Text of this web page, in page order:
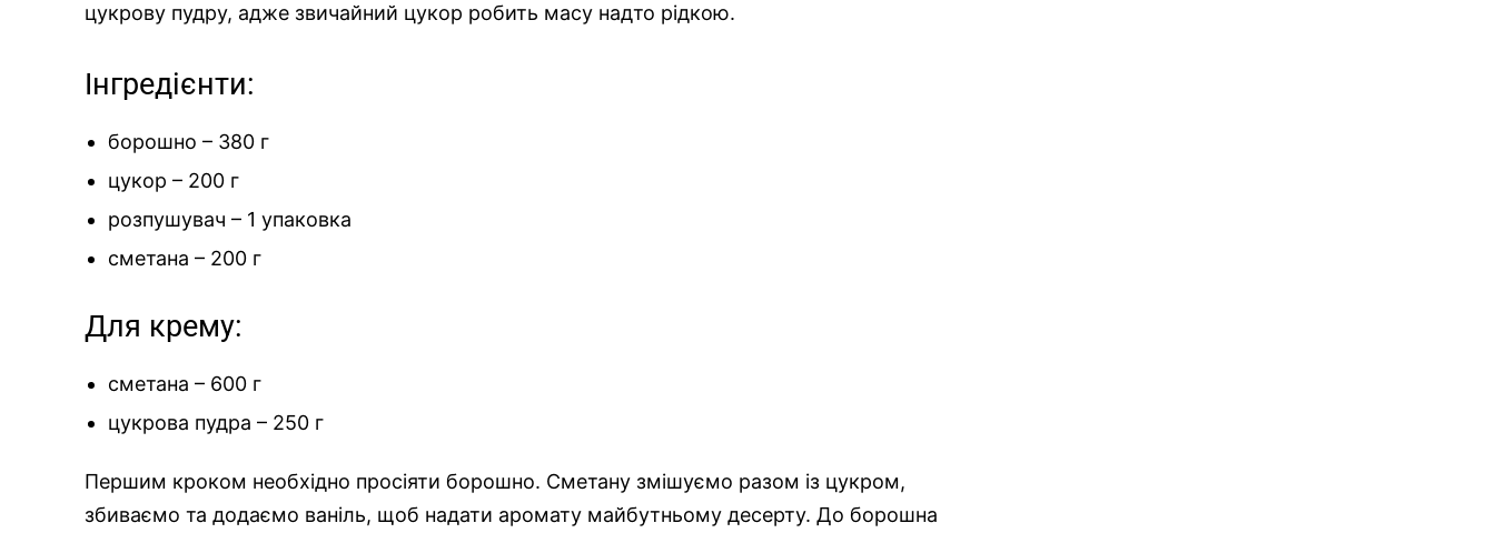
цукрову пудру, адже звичайний цукор робить масу надто рідкою.
Інгредієнти:
борошно – 380 г
цукор – 200 г
розпушувач – 1 упаковка
сметана – 200 г
Для крему:
сметана – 600 г
цукрова пудра – 250 г
Першим кроком необхідно просіяти борошно. Сметану змішуємо разом із цукром,
збиваємо та додаємо ваніль, щоб надати аромату майбутньому десерту. До борошна